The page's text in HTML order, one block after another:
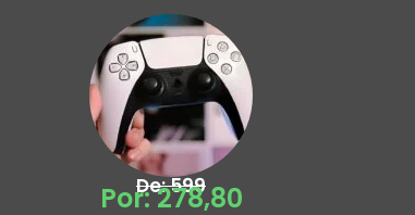
De: 599
Por: 278,80